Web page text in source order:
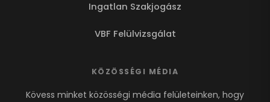
Ingatlan Szakjogász
VBF Felülvizsgálat
KÖZÖSSÉGI MÉDIA
Kövess minket közösségi média felületeinken, hogy